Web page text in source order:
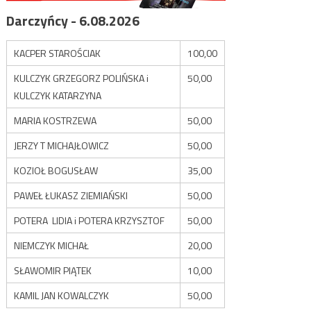
Darczyńcy - 6.08.2026
KACPER STAROŚCIAK
100,00
KULCZYK GRZEGORZ POLIŃSKA i
KULCZYK KATARZYNA
50,00
MARIA KOSTRZEWA
50,00
JERZY T MICHAJŁOWICZ
50,00
KOZIOŁ BOGUSŁAW
35,00
PAWEŁ ŁUKASZ ZIEMIAŃSKI
50,00
POTERA LIDIA i POTERA KRZYSZTOF
50,00
NIEMCZYK MICHAŁ
20,00
SŁAWOMIR PIĄTEK
10,00
KAMIL JAN KOWALCZYK
50,00